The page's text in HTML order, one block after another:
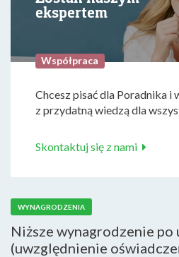
ekspertem
Współpraca
Chcesz pisać dla Poradnika i
z przydatną wiedzą dla
Skontaktuj się z nami
WYNAGRODZENIA
Niższe wynagrodzenie
(uwzględnienie